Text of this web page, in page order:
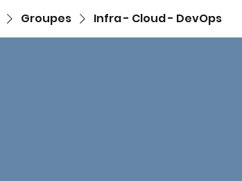
Groupes Infra - Cloud - DevOps